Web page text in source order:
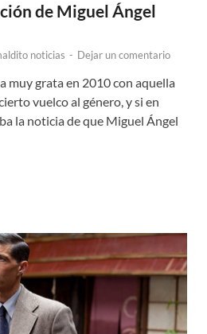
de Miguel Ángel
noticias - Dejar un comentario
muy grata en 2010 con aquella
vuelco al género, y si en
la noticia de que Miguel Ángel